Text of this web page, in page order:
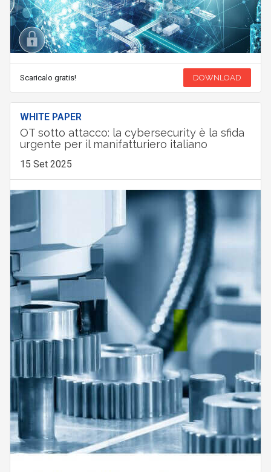
Scaricalo gratis! DOWNLOAD
WHITE PAPER
OT sotto attacco: la cybersecurity è la sfida
urgente per il manifatturiero italiano
15 Set 2025